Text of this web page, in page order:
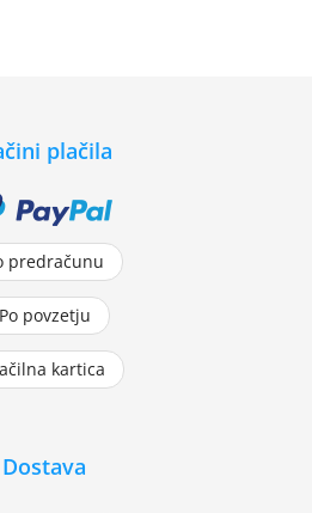
plačila
predračunu
Po povzetju
kartica
Dostava